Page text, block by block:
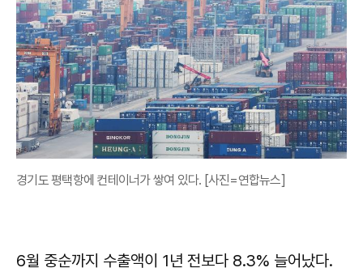
경기도 평택항에 컨테이너가 쌓여 있다. [사진=연합뉴스]
6월 중순까지 수출액이 1년 전보다 8.3% 늘어났다.